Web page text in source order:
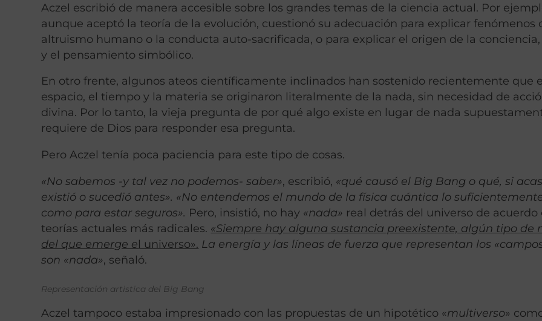
Aczel escribió de manera accesible sobre los grandes temas de la ciencia actual. Por
aunque aceptó la teoría de la evolución, cuestionó su adecuación para explicar fenómenos
altruismo humano o la conducta auto-sacrificada, o para explicar el origen de la
y el pensamiento simbólico.
En otro frente, algunos ateos científicamente inclinados han sostenido recientemente que
espacio, el tiempo y la materia se originaron literalmente de la nada, sin necesidad de
divina. Por lo tanto, la vieja pregunta de por qué algo existe en lugar de nada
requiere de Dios para responder esa pregunta.
Pero Aczel tenía poca paciencia para este tipo de cosas.
«No sabemos -y tal vez no podemos- saber», escribió, «qué causó el Big Bang o qué, si
existió o sucedió antes». «No entendemos el mundo de la física cuántica lo
como para estar seguros». Pero, insistió, no hay «nada» real detrás del universo de acuerdo
teorías actuales más radicales. «Siempre hay alguna sustancia preexistente, algún tipo de
del que emerge el universo». La energía y las líneas de fuerza que representan los
son «nada», señaló.
Representación artistica del Big Bang
Aczel tampoco estaba impresionado con las propuestas de un hipotético «multiverso»